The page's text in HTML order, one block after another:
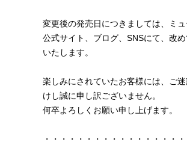
変更後の発売日につきましては、ミ
公式サイト、ブログ、SNSにて、改
いたします。
楽しみにされていたお客様には、ご
けし誠に申し訳ございません。
何卒よろしくお願い申し上げます。
・・・・・・・・・・・・・・・・・